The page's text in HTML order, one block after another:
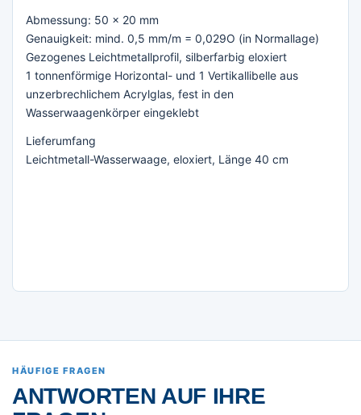
Abmessung: 50 x 20 mm
Genauigkeit: mind. 0,5 mm/m = 0,029O (in Normallage)
Gezogenes Leichtmetallprofil, silberfarbig eloxiert
1 tonnenförmige Horizontal- und 1 Vertikallibelle aus
unzerbrechlichem Acrylglas, fest in den
Wasserwaagenkörper eingeklebt
Lieferumfang
Leichtmetall-Wasserwaage, eloxiert, Länge 40 cm
HÄUFIGE FRAGEN
ANTWORTEN AUF IHRE